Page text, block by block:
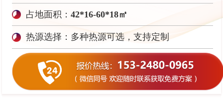
占地面积：42*16-60*18㎡
热源选择：多种热源可选，支持定制